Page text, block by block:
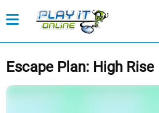
Escape Plan: High Rise